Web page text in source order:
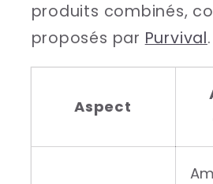
produits combinés,
proposés par Purvival.
Aspect